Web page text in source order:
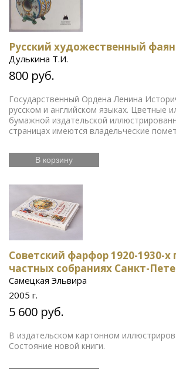
Русский художественный
Дулькина Т.И.
800 руб.
Государственный Ордена Ленина
русском и английском языках. Цветные
бумажной издательской
страницах имеются владельческие
В корзину
Советский фарфор 1920-1930-х
частных собраниях Санкт-
Самецкая Эльвира
2005 г.
5 600 руб.
В издательском картонном
Состояние новой книги.